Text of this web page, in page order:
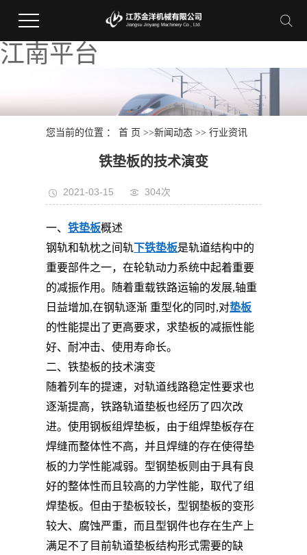
江南平台
您当前的位置 ：首 页 >>新闻动态 >>行业资讯
铁垫板的技术演变
2021-03-15 304次
一、铁垫板概述
钢轨和轨枕之间轨下铁垫板是轨道结构中的
重要部件之一，在轮轨动力系统中起着重要
的减振作用。随着重载铁路运输的发展,轴重
日益增加,在钢轨逐渐 重型化的同时,对垫板
的性能提出了更高要求，求垫板的减振性能
好、耐冲击、使用寿命长。
二、铁垫板的技术演变
随着列车的提速，对轨道线路稳定性要求也
逐渐提高，铁路轨道垫板也经历了四次改
进。使用钢板组焊垫板，由于组焊垫板存在
焊缝而整体性不高，并且焊缝的存在使得垫
板的力学性能减弱。型钢垫板则由于具有良
好的整体性而且较高的力学性能，取代了组
焊垫板。但由于垫板较长，型钢垫板的变形
较大、腐蚀严重，而且型钢件也存在生产上
满足不了目前轨道垫板结构形式需要的缺